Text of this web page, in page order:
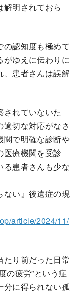
解明されておら
の認知度も極めて
がゆえに伝わりに
、患者さんは誤解
されていないた
切な対応がなさ
関で明確な診断や
医療機関を受診
る患者さんも少な
ない』後遺症の現
article/2024/11/
たり前だった日常
の疲労”という症
分に得られない孤